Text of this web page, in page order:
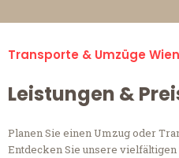
Transporte & Umzüge
Leistungen &
Planen Sie einen Umzug oder
Entdecken Sie unsere